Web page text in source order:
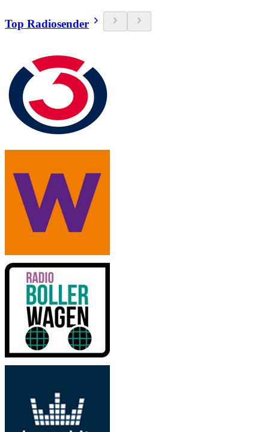
Top Radiosender